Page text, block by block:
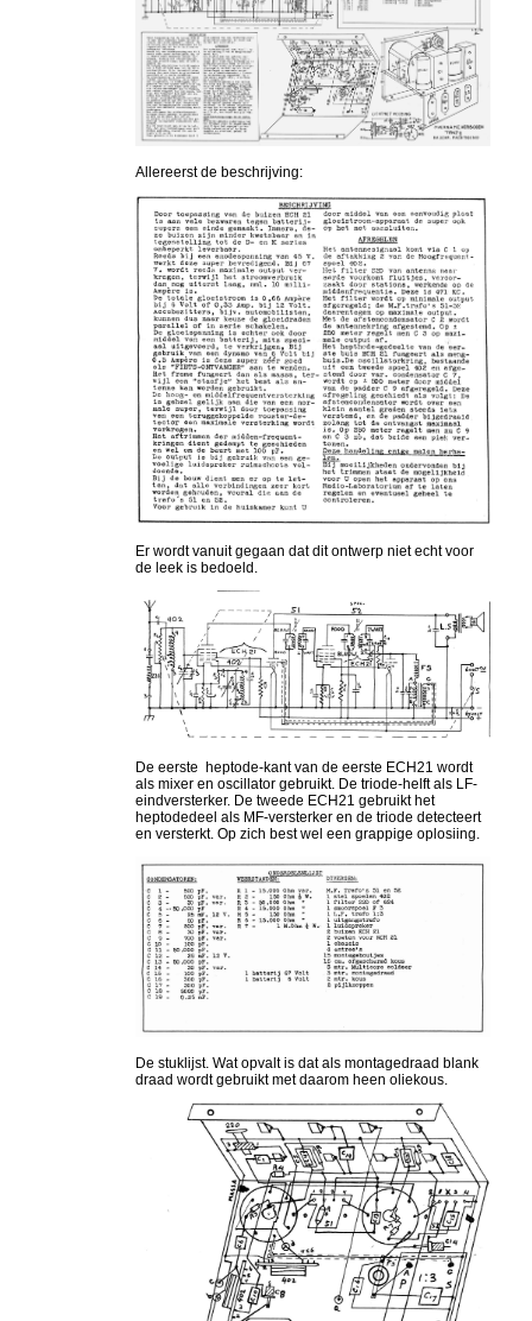
Allereerst de beschrijving:
Er wordt vanuit gegaan dat dit ontwerp niet echt voor
de leek is bedoeld.
De eerste heptode-kant van de eerste ECH21 wordt
als mixer en oscillator gebruikt. De triode-helft als LF-
eindversterker. De tweede ECH21 gebruikt het
heptodedeel als MF-versterker en de triode detecteert
en versterkt. Op zich best wel een grappige oplosiing.
De stuklijst. Wat opvalt is dat als montagedraad blank
draad wordt gebruikt met daarom heen oliekous.